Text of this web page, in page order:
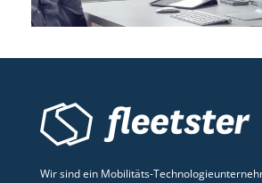
Wir sind ein Mobilitäts-